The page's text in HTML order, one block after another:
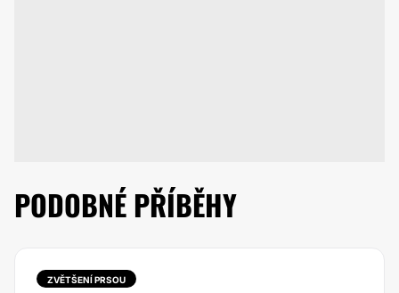
PODOBNÉ PŘÍBĚHY
ZVĚTŠENÍ PRSOU